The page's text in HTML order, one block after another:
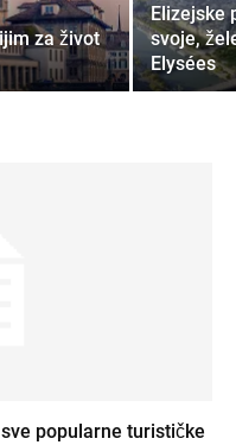
za život
Elizejske
svoje,
Elysées
popularne turističke